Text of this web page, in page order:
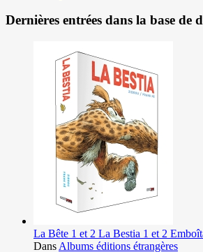
Dernières entrées dans la base de
La Bête 1 et 2 La Bestia 1 et 2
Dans Albums éditions étrangères